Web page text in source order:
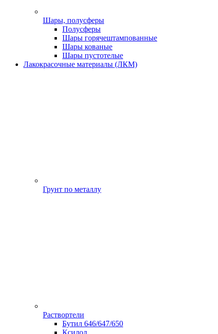
Шары, полусферы
Полусферы
Шары горячештампованные
Шары кованые
Шары пустотелые
Лакокрасочные материалы (ЛКМ)
Грунт по металлу
Раствортели
Бутил 646/647/650
Ксилол